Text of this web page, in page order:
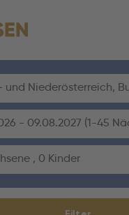
und Niederösterreich,
- 09.08.2027 (1-45
, 0 Kinder